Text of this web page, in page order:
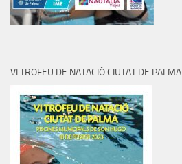
VI TROFEU DE NATACIÓ CIUTAT DE PALMA